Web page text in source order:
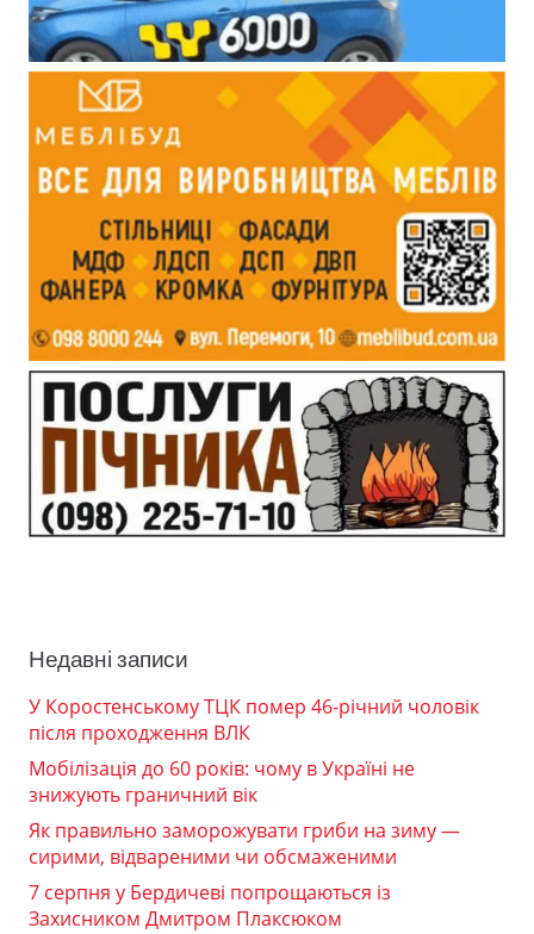
Недавні записи
У Коростенському ТЦК помер 46-річний чоловік
після проходження ВЛК
Мобілізація до 60 років: чому в Україні не
знижують граничний вік
Як правильно заморожувати гриби на зиму —
сирими, відвареними чи обсмаженими
7 серпня у Бердичеві попрощаються із
Захисником Дмитром Плаксюком